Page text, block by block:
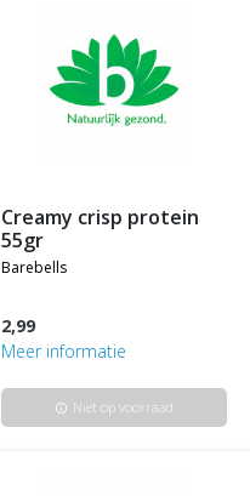
creamy crisp protein
55gr
barebells
2,99
Meer informatie
info Niet op voorraad